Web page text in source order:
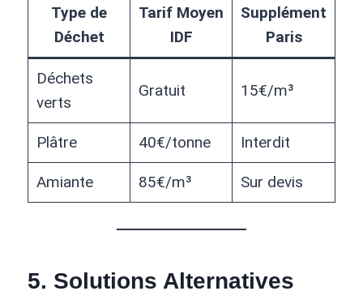
Type de
Déchet
Tarif Moyen
IDF
Supplément
Paris
Déchets
verts
Gratuit 15€/m³
Plâtre 40€/tonne Interdit
Amiante 85€/m³ Sur devis
5. Solutions Alternatives